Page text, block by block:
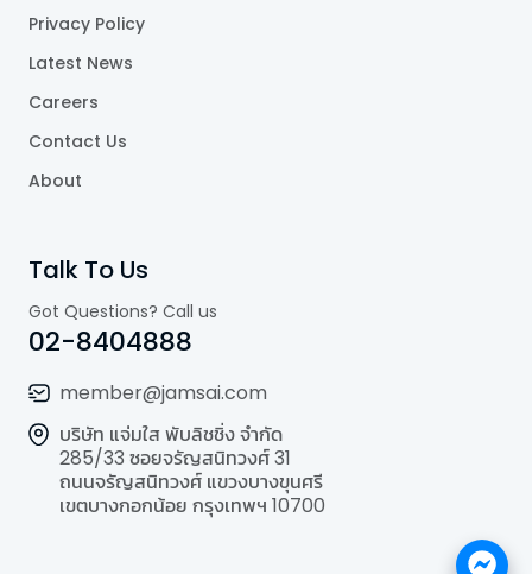
Privacy Policy
Latest News
Careers
Contact Us
About
Talk To Us
Got Questions? Call us
02-8404888
member@jamsai.com
บริษัท แจ่มใส พับลิชชิ่ง จำกัด
285/33 ซอยจรัญสนิทวงศ์ 31
ถนนจรัญสนิทวงศ์ แขวงบางขุนศรี
เขตบางกอกน้อย กรุงเทพฯ 10700